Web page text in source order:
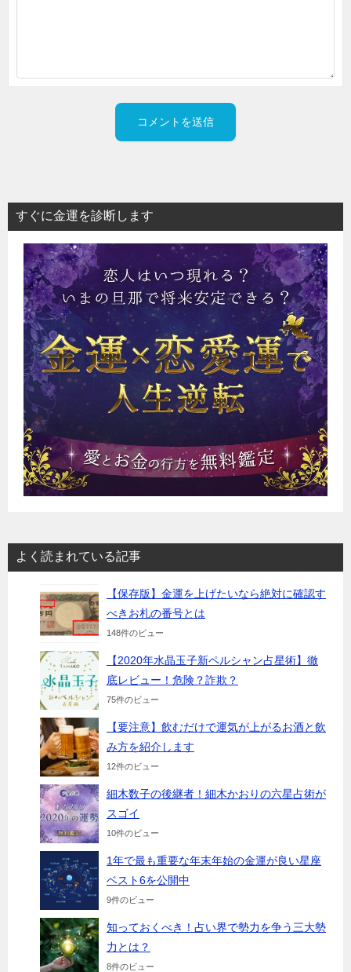
すぐに金運を診断します
よく読まれている記事
【保存版】金運を上げたいなら絶対に確認す
べきお札の番号とは
148件のビュー
【2020年水晶玉子新ペルシャン占星術】徹
底レビュー！危険？詐欺？
75件のビュー
【要注意】飲むだけで運気が上がるお酒と飲
み方を紹介します
12件のビュー
細木数子の後継者！細木かおりの六星占術が
スゴイ
10件のビュー
1年で最も重要な年末年始の金運が良い星座
ベスト6を公開中
9件のビュー
知っておくべき！占い界で勢力を争う三大勢
力とは？
8件のビュー